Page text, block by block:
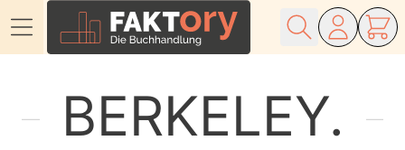
BERKELEY